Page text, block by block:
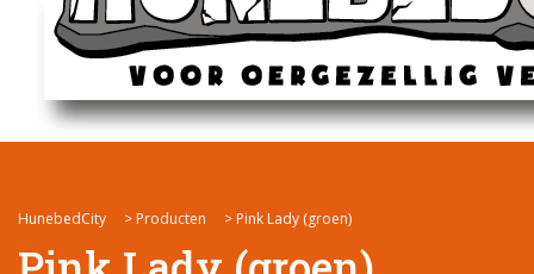
HunebedCity > Producten > Pink Lady (groen)